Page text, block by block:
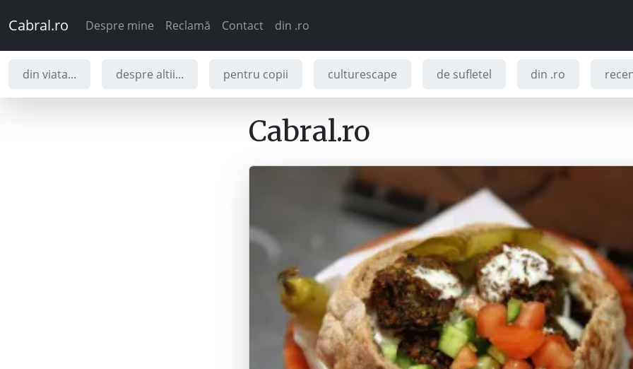
Cabral.ro Despre mine Reclamă Contact din .ro
din viata... despre altii... pentru copii culturescape de sufletel din .ro
Cabral.ro